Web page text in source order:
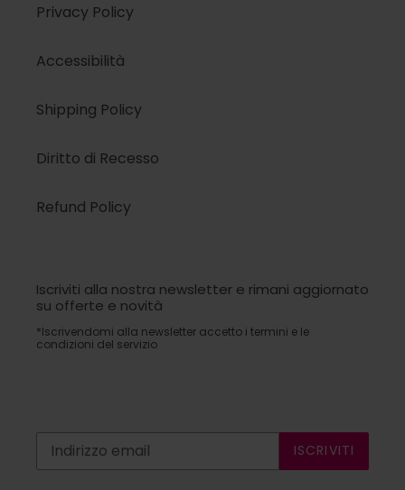
Privacy Policy
Accessibilità
Shipping Policy
Diritto di Recesso
Refund Policy
Iscriviti alla nostra newsletter e rimani aggiornato
su offerte e novità
*Iscrivendomi alla newsletter accetto i termini e le
condizioni del servizio
ISCRIVITI